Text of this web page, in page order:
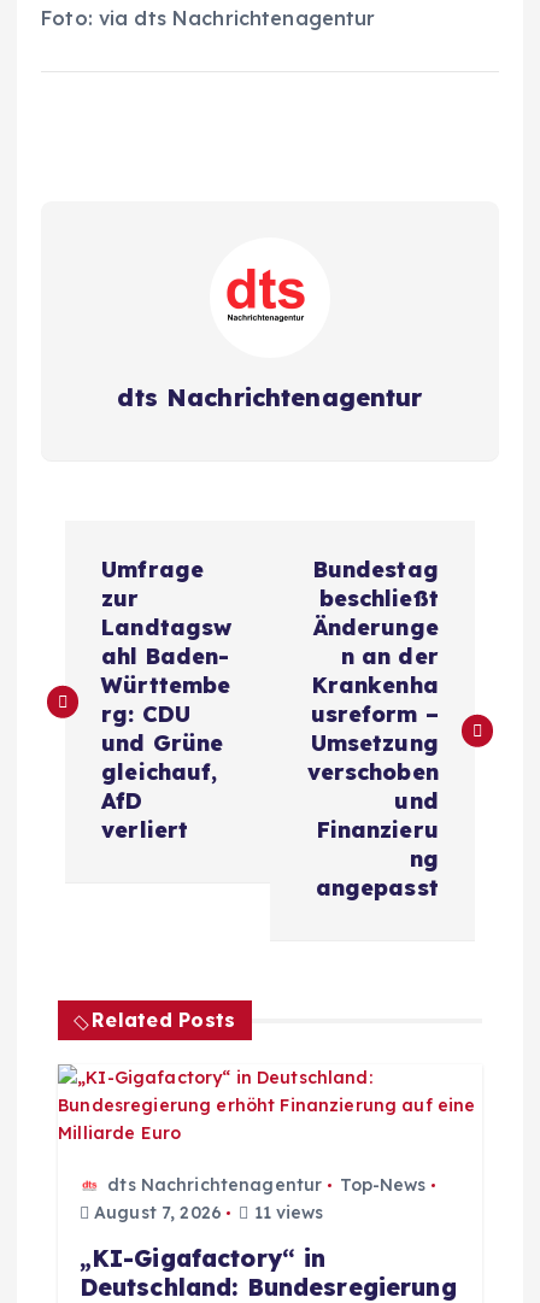
Foto: via dts Nachrichtenagentur
dts Nachrichtenagentur
t
n
a
v
Umfrage
zur
Landtagsw
ahl Baden-
Württembe
rg: CDU
und Grüne
gleichauf,
AfD
verliert
Bundestag
beschließt
Änderunge
n an der
Krankenha
usreform –
Umsetzung
verschoben
und
Finanzieru
ng
angepasst
Related Posts
dts Nachrichtenagentur
Top-News
August 7, 2026
11 views
„KI-Gigafactory“ in
Deutschland: Bundesregierung